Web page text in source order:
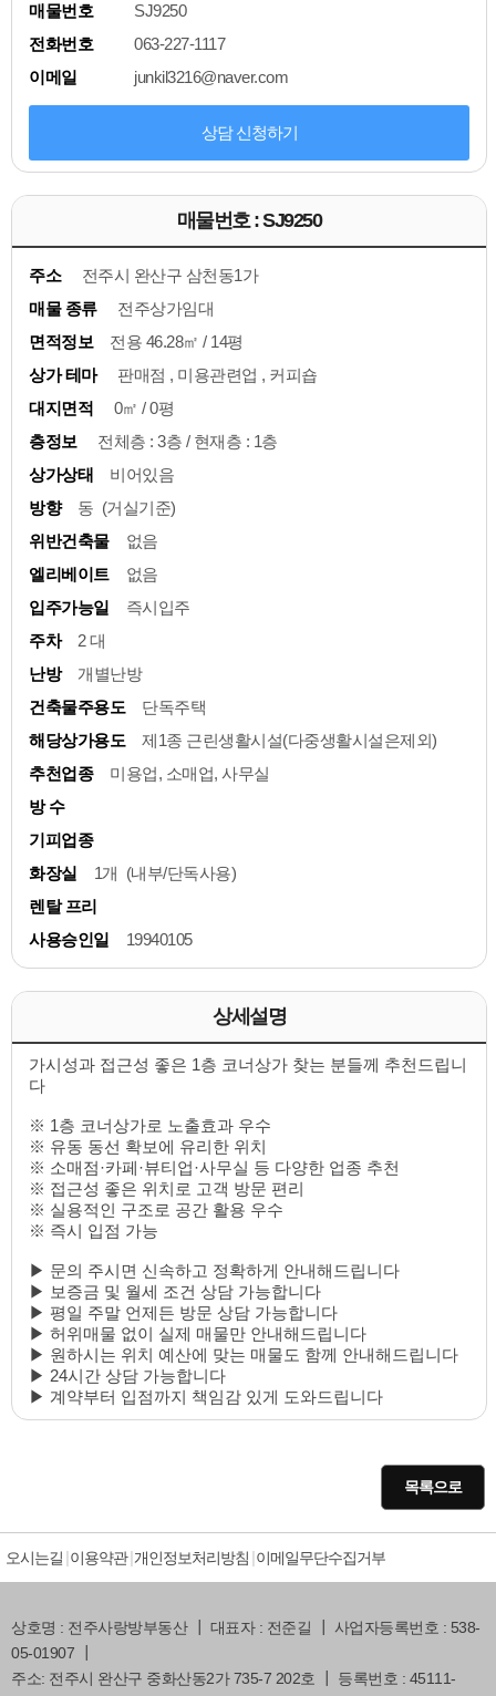
매물번호
SJ9250
전화번호
063-227-1117
이메일
junkil3216@naver.com
상담 신청하기
매물번호 : SJ9250
주소
전주시 완산구 삼천동1가
매물 종류
전주상가임대
면적정보
전용 46.28㎡ / 14평
상가 테마
판매점 , 미용관련업 , 커피숍
대지면적
0㎡ / 0평
층정보
전체층 : 3층 / 현재층 : 1층
상가상태
비어있음
방향
동 (거실기준)
위반건축물
없음
엘리베이트
없음
입주가능일
즉시입주
주차
2 대
난방
개별난방
건축물주용도
단독주택
해당상가용도
제1종 근린생활시설(다중생활시설은제외)
추천업종
미용업, 소매업, 사무실
방 수
기피업종
화장실
1개 (내부/단독사용)
렌탈 프리
사용승인일
19940105
상세설명
가시성과 접근성 좋은 1층 코너상가 찾는 분들께 추천드립니
다
※ 1층 코너상가로 노출효과 우수
※ 유동 동선 확보에 유리한 위치
※ 소매점·카페·뷰티업·사무실 등 다양한 업종 추천
※ 접근성 좋은 위치로 고객 방문 편리
※ 실용적인 구조로 공간 활용 우수
※ 즉시 입점 가능
▶ 문의 주시면 신속하고 정확하게 안내해드립니다
▶ 보증금 및 월세 조건 상담 가능합니다
▶ 평일 주말 언제든 방문 상담 가능합니다
▶ 허위매물 없이 실제 매물만 안내해드립니다
▶ 원하시는 위치 예산에 맞는 매물도 함께 안내해드립니다
▶ 24시간 상담 가능합니다
▶ 계약부터 입점까지 책임감 있게 도와드립니다
목록으로
오시는길 이용약관 개인정보처리방침 이메일무단수집거부
상호명 : 전주사랑방부동산 ┃ 대표자 : 전준길 ┃ 사업자등록번호 : 538-
05-01907 ┃
주소: 전주시 완산구 중화산동2가 735-7 202호 ┃ 등록번호 : 45111-